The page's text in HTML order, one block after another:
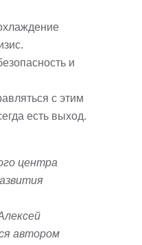
и
с этим
есть выход.
центра
автором